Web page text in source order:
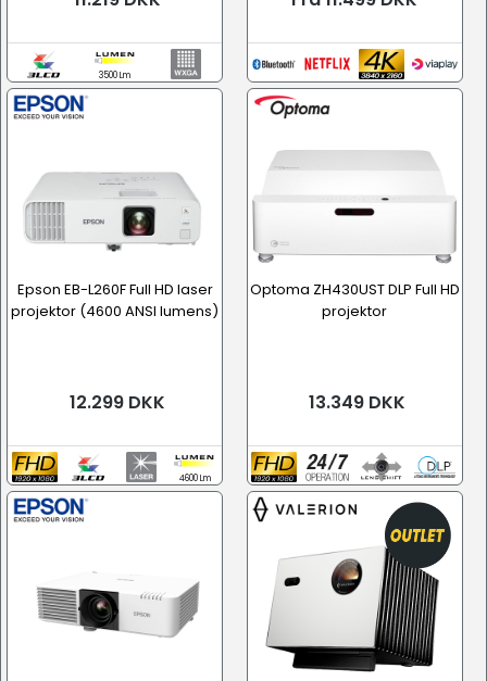
3500 Lm
Epson EB-L260F Full HD laser
projektor (4600 ANSI lumens)
12.299 DKK
4600 Lm
Optoma ZH430UST DLP Full HD
projektor
13.349 DKK